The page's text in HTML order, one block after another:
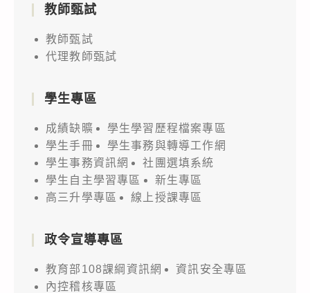
教師甄試
教師甄試
代理教師甄試
學生專區
成績缺曠
學生學習歷程檔案專區
學生手冊
學生事務與轉導工作網
學生事務資訊網
社團選填系統
學生自主學習專區
新生專區
高三升學專區
線上授課專區
政令宣導專區
教育部108課綱資訊網
資訊安全專區
內控稽核專區